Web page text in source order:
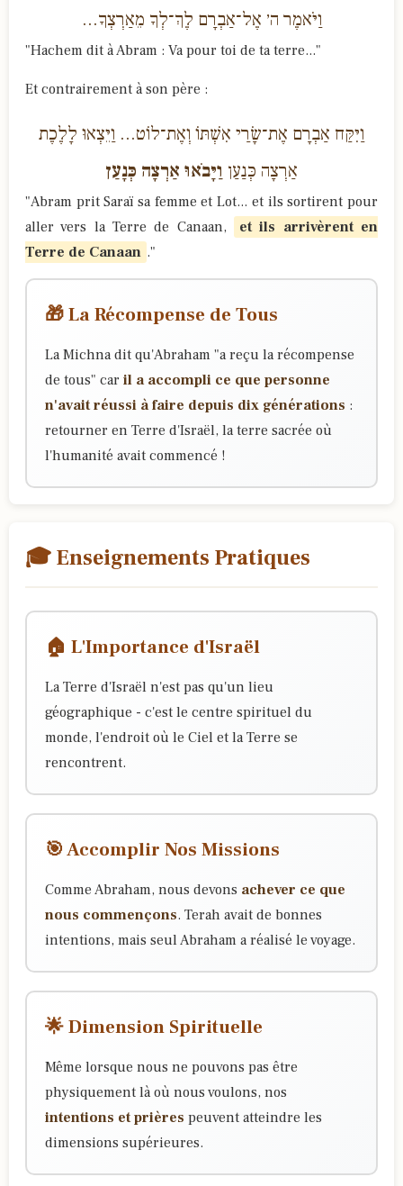
וַיֹּאמֶר ה׳ אֶל־אַבְרָם לֶךְ־לְךָ מֵאַרְצְךָ...
"Hachem dit à Abram : Va pour toi de ta terre..."
Et contrairement à son père :
וַיִּקַּח אַבְרָם אֶת־שָׂרַי אִשְׁתּוֹ וְאֶת־לוֹט... וַיֵּצְאוּ לָלֶכֶת
אַרְצָה כְּנַעַן וַיָּבֹאוּ אַרְצָה כְּנָעַן
"Abram prit Saraï sa femme et Lot... et ils sortirent pour
aller vers la Terre de Canaan,
et ils arrivèrent en
Terre de Canaan ."
🎁 La Récompense de Tous
La Michna dit qu'Abraham "a reçu la récompense
de tous" car il a accompli ce que personne
n'avait réussi à faire depuis dix générations :
retourner en Terre d'Israël, la terre sacrée où
l'humanité avait commencé !
🎓 Enseignements Pratiques
🏠 L'Importance d'Israël
La Terre d'Israël n'est pas qu'un lieu
géographique - c'est le centre spirituel du
monde, l'endroit où le Ciel et la Terre se
rencontrent.
🎯 Accomplir Nos Missions
Comme Abraham, nous devons achever ce que
nous commençons. Terah avait de bonnes
intentions, mais seul Abraham a réalisé le voyage.
🌟 Dimension Spirituelle
Même lorsque nous ne pouvons pas être
physiquement là où nous voulons, nos
intentions et prières peuvent atteindre les
dimensions supérieures.